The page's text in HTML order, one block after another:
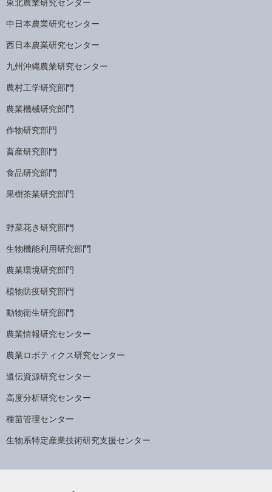
東北農業研究センター
中日本農業研究センター
西日本農業研究センター
九州沖縄農業研究センター
農村工学研究部門
農業機械研究部門
作物研究部門
畜産研究部門
食品研究部門
果樹茶業研究部門
野菜花き研究部門
生物機能利用研究部門
農業環境研究部門
植物防疫研究部門
動物衛生研究部門
農業情報研究センター
農業ロボティクス研究センター
遺伝資源研究センター
高度分析研究センター
種苗管理センター
生物系特定産業技術研究支援センター